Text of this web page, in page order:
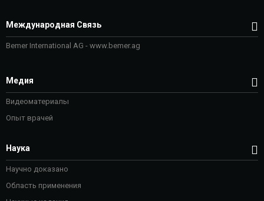
Международная Связь
Bemer International AG - www.bemer.ag
Медия
Видеоматериалы
Опыт врачей
Наука
Научно доказано
Область применения